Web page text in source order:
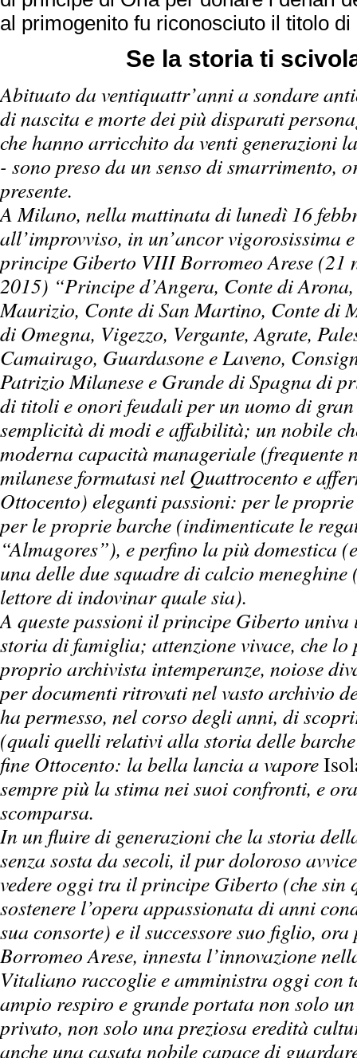
al primogenito fu riconosciuto il titolo
Se la storia ti
Abituato da ventiquattr’anni a sondare
di nascita e morte dei più disparati
che hanno arricchito da venti generazioni
- sono preso da un senso di smarrimento,
presente.
A Milano, nella mattinata di lunedì 16
all’improvviso, in un’ancor vigorosissima
principe Giberto VIII Borromeo Arese (21
2015) “Principe d’Angera, Conte di
Maurizio, Conte di San Martino, Conte di
di Omegna, Vigezzo, Vergante, Agrate,
Camairago, Guardasone e Laveno,
Patrizio Milanese e Grande di Spagna di
di titoli e onori feudali per un uomo di
semplicità di modi e affabilità; un nobile
moderna capacità manageriale (frequente
milanese formatasi nel Quattrocento e
Ottocento) eleganti passioni: per le
per le proprie barche (indimenticate le
“Almagores”), e perfino la più domestica
una delle due squadre di calcio
lettore di indovinar quale sia).
A queste passioni il principe Giberto univa
storia di famiglia; attenzione vivace, che
proprio archivista intemperanze, noiose
per documenti ritrovati nel vasto archivio
ha permesso, nel corso degli anni, di
(quali quelli relativi alla storia delle
fine Ottocento: la bella lancia a vapore
sempre più la stima nei suoi confronti, e
scomparsa.
In un fluire di generazioni che la storia
senza sosta da secoli, il pur doloroso
vedere oggi tra il principe Giberto (che sin
sostenere l’opera appassionata di anni
sua consorte) e il successore suo figlio,
Borromeo Arese, innesta l’innovazione
Vitaliano raccoglie e amministra oggi con
ampio respiro e grande portata non solo
privato, non solo una preziosa eredità
anche una casata nobile capace di